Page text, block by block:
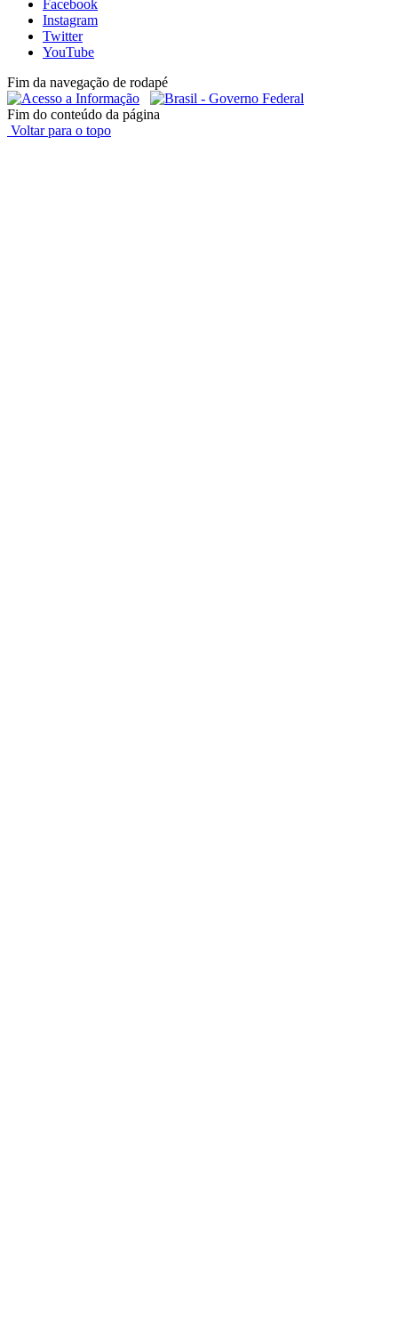
Facebook
Instagram
Twitter
YouTube
Fim da navegação de rodapé
Fim do conteúdo da página
Voltar para o topo